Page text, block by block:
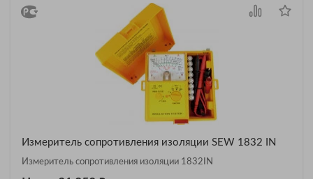
Измеритель сопротивления изоляции SEW 1832 IN
Измеритель сопротивления изоляции 1832IN